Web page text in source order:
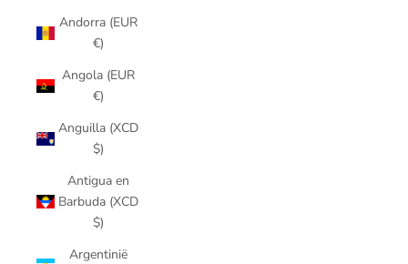
Andorra (EUR
€)
Angola (EUR
€)
Anguilla (XCD
$)
Antigua en
Barbuda (XCD
$)
Argentinië